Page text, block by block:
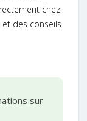
chez
des conseils
sur